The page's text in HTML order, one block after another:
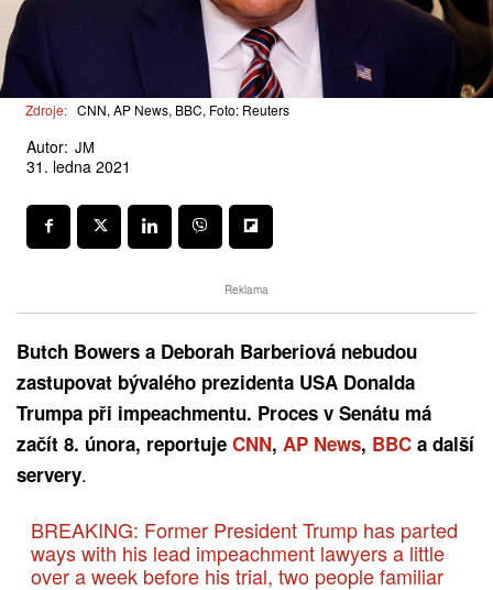
Zdroje: CNN, AP News, BBC, Foto: Reuters
Autor: JM
31. ledna 2021
Reklama
Butch Bowers a Deborah Barberiová nebudou
zastupovat bývalého prezidenta USA Donalda
Trumpa při impeachmentu. Proces v Senátu má
začít 8. února, reportuje CNN, AP News, BBC a další
servery.
BREAKING: Former President Trump has parted
ways with his lead impeachment lawyers a little
over a week before his trial, two people familiar